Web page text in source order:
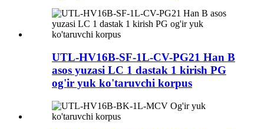
UTL-HV16B-SF-1L-CV-PG21 Han B
asos yuzasi LC 1 dastak 1 kirish PG
og'ir yuk ko'taruvchi korpus